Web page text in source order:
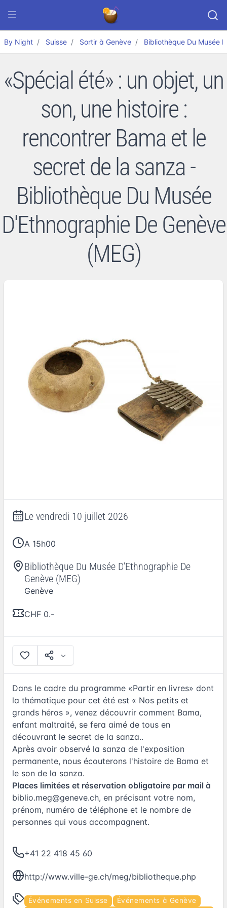
By Night Suisse Sortir à Genève Bibliothèque Du Musée
«Spécial été» : un objet, un
son, une histoire :
rencontrer Bama et le
secret de la sanza -
Bibliothèque Du Musée
D'Ethnographie De Genève
(MEG)
Le vendredi 10 juillet 2026
A 15h00
Bibliothèque Du Musée D'Ethnographie De
Genève (MEG)
Genève
CHF 0.-
Dans le cadre du programme «Partir en livres» dont
la thématique pour cet été est « Nos petits et
grands héros », venez découvrir comment Bama,
enfant maltraité, se fera aimé de tous en
découvrant le secret de la sanza..
Après avoir observé la sanza de l'exposition
permanente, nous écouterons l'histoire de Bama et
le son de la sanza.
Places limitées et réservation obligatoire par mail à
biblio.meg@geneve.ch, en précisant votre nom,
prénom, numéro de téléphone et le nombre de
personnes qui vous accompagnent.
+41 22 418 45 60
http://www.ville-ge.ch/meg/bibliotheque.php
Événements en Suisse
Événements à Genève